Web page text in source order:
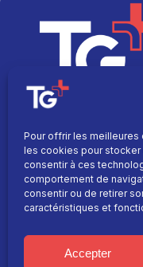
Pour offrir les
les cookies pour
consentir à ces
comportement de
consentir ou de retirer
caractéristiques et
Accepter
Site réalisé par